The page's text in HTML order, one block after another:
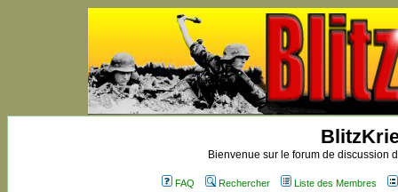
Bienvenue sur le forum de discussion
FAQ Rechercher
Liste des Membres